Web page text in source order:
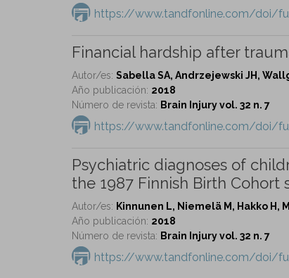
https://www.tandfonline.com/doi/
Financial hardship after
Autor/es: Sabella SA, Andrzejewski JH,
Año publicación: 2018
Número de revista: Brain Injury vol. 32 n. 7
https://www.tandfonline.com/doi/
Psychiatric diagnoses of
the 1987 Finnish Birth Cohort
Autor/es: Kinnunen L, Niemelä M, Hakko H,
Año publicación: 2018
Número de revista: Brain Injury vol. 32 n. 7
https://www.tandfonline.com/doi/